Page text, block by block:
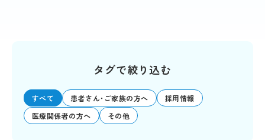
タグで絞り込む
すべて 患者さん･ご家族の方へ
採用情報
医療関係者の方へ
その他